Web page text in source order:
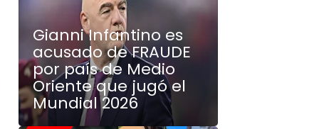
Gianni Infantino es
acusado de FRAUDE
por país de Medio
Oriente que jugó el
Mundial 2026